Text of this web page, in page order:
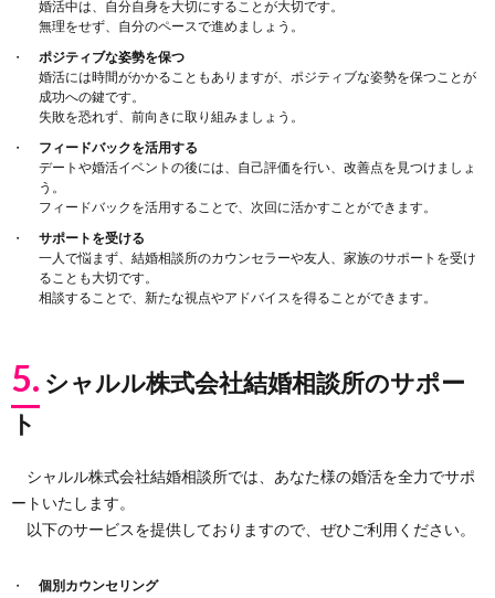
婚活中は、自分自身を大切にすることが大切です。
無理をせず、自分のペースで進めましょう。
ポジティブな姿勢を保つ
婚活には時間がかかることもありますが、ポジティブな姿勢を保つことが
成功への鍵です。
失敗を恐れず、前向きに取り組みましょう。
フィードバックを活用する
デートや婚活イベントの後には、自己評価を行い、改善点を見つけましょ
う。
フィードバックを活用することで、次回に活かすことができます。
サポートを受ける
一人で悩まず、結婚相談所のカウンセラーや友人、家族のサポートを受け
ることも大切です。
相談することで、新たな視点やアドバイスを得ることができます。
5. シャルル株式会社結婚相談所のサポー
ト
シャルル株式会社結婚相談所では、あなた様の婚活を全力でサポ
ートいたします。
以下のサービスを提供しておりますので、ぜひご利用ください。
個別カウンセリング